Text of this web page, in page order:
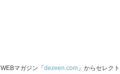
マガジン「 dezeen.com」からセレク